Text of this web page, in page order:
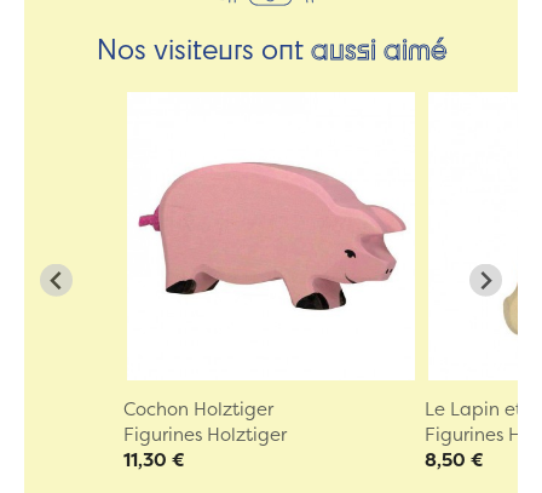
Nos visiteurs ontaussi aimé
Cochon Holztiger
Figurines Holztiger
11,30 €
Le Lapin et
Figurines
8,50 €